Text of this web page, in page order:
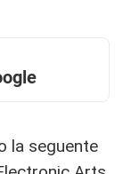
la seguente